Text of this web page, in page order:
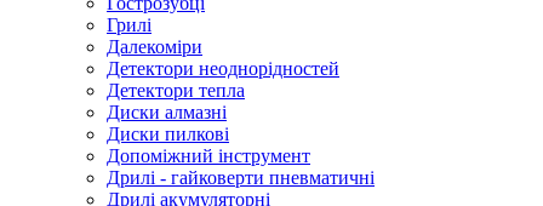
Грилі
Далекоміри
Детектори неоднорідностей
Детектори тепла
Диски алмазні
Диски пилкові
Допоміжний інструмент
Дрилі - гайковерти пневматичні
Дрилі акумуляторні